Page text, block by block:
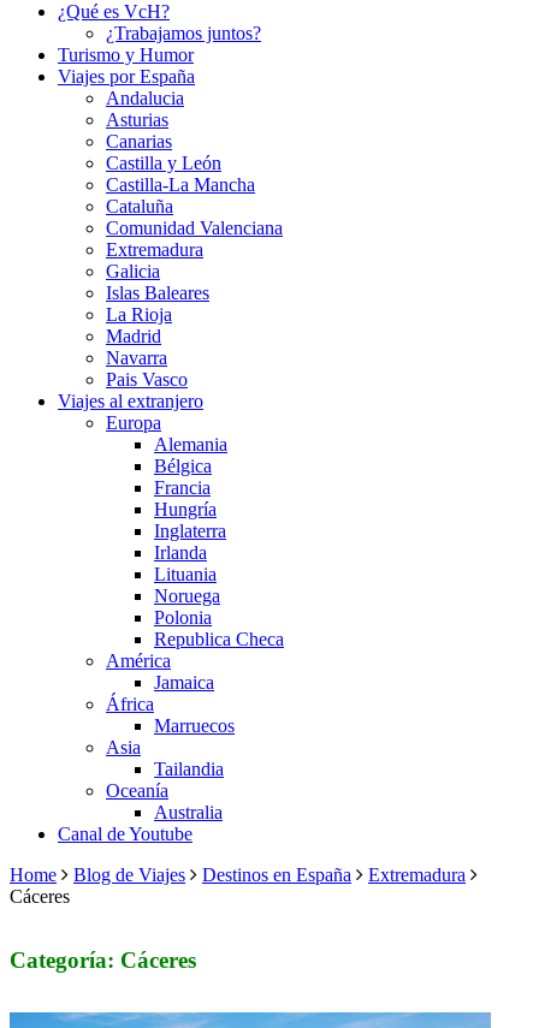
¿Qué es VcH?
¿Trabajamos juntos?
Turismo y Humor
Viajes por España
Andalucia
Asturias
Canarias
Castilla y León
Castilla-La Mancha
Cataluña
Comunidad Valenciana
Extremadura
Galicia
Islas Baleares
La Rioja
Madrid
Navarra
Pais Vasco
Viajes al extranjero
Europa
Alemania
Bélgica
Francia
Hungría
Inglaterra
Irlanda
Lituania
Noruega
Polonia
Republica Checa
América
Jamaica
África
Marruecos
Asia
Tailandia
Oceanía
Australia
Canal de Youtube
Home
Blog de Viajes Destinos en España
Extremadura
Cáceres
Categoría: Cáceres